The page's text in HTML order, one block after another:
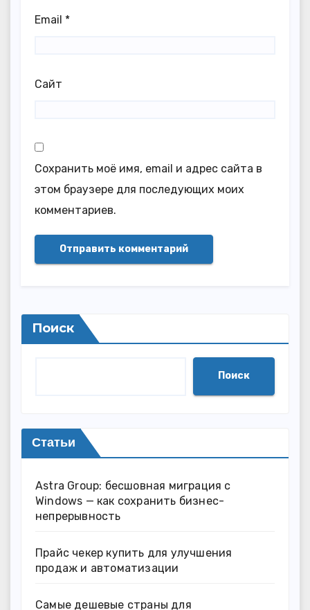
Email *
Сайт
Сохранить моё имя, email и адрес сайта в
этом браузере для последующих моих
комментариев.
Поиск
Поиск
Статьи
Astra Group: бесшовная миграция с
Windows — как сохранить бизнес-
непрерывность
Прайс чекер купить для улучшения
продаж и автоматизации
Самые дешевые страны для